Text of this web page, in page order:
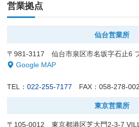
営業拠点
仙台営業所
〒981-3117 仙台市泉区市名坂字石止6
Google MAP
TEL： 022-255-7177 FAX：058-278-
東京営業所
〒105-0012 東京都港区芝大門2-3-7